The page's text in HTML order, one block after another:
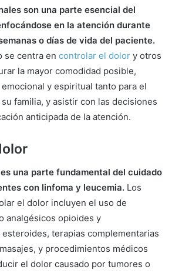
son una parte esencial del
en la atención durante
o días de vida del paciente.
se centra en controlar el dolor y otros
la mayor comodidad posible,
y espiritual tanto para el
familia, y asistir con las decisiones
anticipada de la atención.
una parte fundamental del cuidado
con linfoma y leucemia. Los
el dolor incluyen el uso de
analgésicos opioides y
terapias complementarias
y procedimientos médicos
el dolor causado por tumores o